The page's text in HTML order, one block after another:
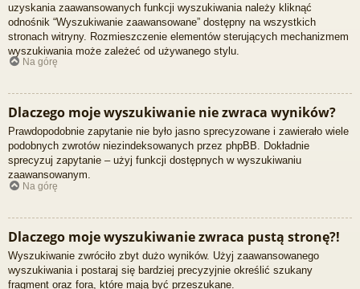
uzyskania zaawansowanych funkcji wyszukiwania należy kliknąć
odnośnik “Wyszukiwanie zaawansowane” dostępny na wszystkich
stronach witryny. Rozmieszczenie elementów sterujących mechanizmem
wyszukiwania może zależeć od używanego stylu.
Na górę
Dlaczego moje wyszukiwanie nie zwraca wyników?
Prawdopodobnie zapytanie nie było jasno sprecyzowane i zawierało wiele
podobnych zwrotów niezindeksowanych przez phpBB. Dokładnie
sprecyzuj zapytanie – użyj funkcji dostępnych w wyszukiwaniu
zaawansowanym.
Na górę
Dlaczego moje wyszukiwanie zwraca pustą stronę?!
Wyszukiwanie zwróciło zbyt dużo wyników. Użyj zaawansowanego
wyszukiwania i postaraj się bardziej precyzyjnie określić szukany
fragment oraz fora, które mają być przeszukane.